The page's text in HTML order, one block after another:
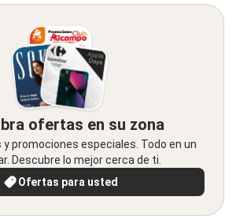
ofertas en su zona
promociones especiales. Todo en un
Descubre lo mejor cerca de ti.
Ofertas para usted